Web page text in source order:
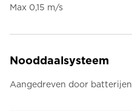
Max 0,15 m/s
Nooddaalsysteem
Aangedreven door batterijen